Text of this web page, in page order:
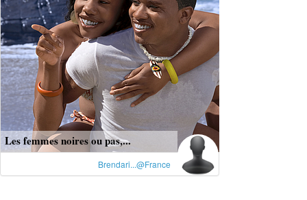
Les femmes noires ou pas,...
Brendari...@France